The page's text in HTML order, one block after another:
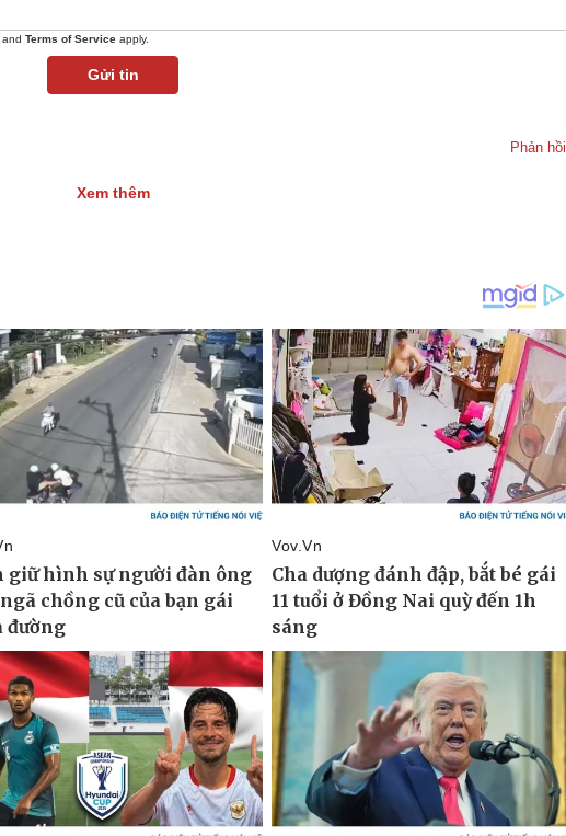
and Terms of Service apply.
Gửi tin
Phản hồi
Xem thêm